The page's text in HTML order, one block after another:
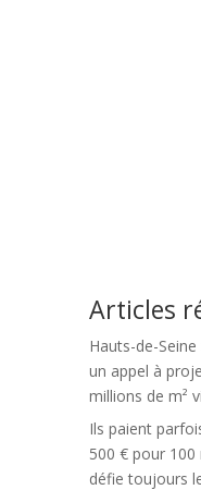
Articles
Hauts-de-Seine
un appel à
millions de m²
Ils paient
500 € pour 100
défie toujours